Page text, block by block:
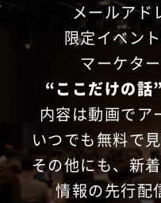
メールアド
限定イベン
マーケタ
“ここだけの話”
内容は動画でア
いつでも無料で
その他にも、新
情報の先行配